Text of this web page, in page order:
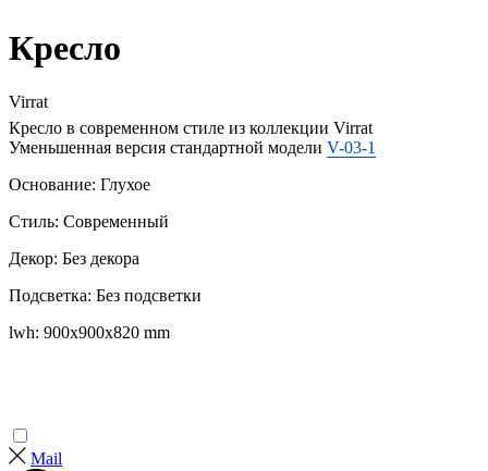
Кресло
Virrat
Кресло в современном стиле из коллекции Virrat
Уменьшенная версия стандартной модели V-03-1
Основание: Глухое
Стиль: Современный
Декор: Без декора
Подсветка: Без подсветки
lwh: 900x900x820 mm
Mail